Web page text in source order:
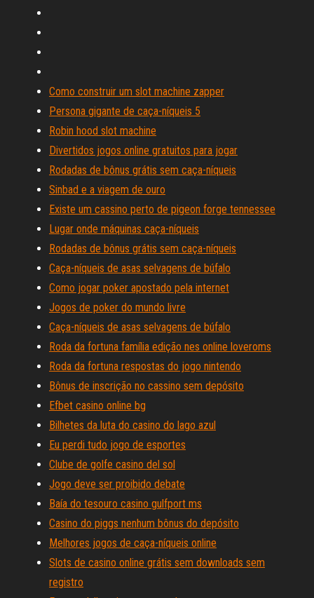
Como construir um slot machine zapper
Persona gigante de caça-níqueis 5
Robin hood slot machine
Divertidos jogos online gratuitos para jogar
Rodadas de bônus grátis sem caça-níqueis
Sinbad e a viagem de ouro
Existe um cassino perto de pigeon forge tennessee
Lugar onde máquinas caça-níqueis
Rodadas de bônus grátis sem caça-níqueis
Caça-níqueis de asas selvagens de búfalo
Como jogar poker apostado pela internet
Jogos de poker do mundo livre
Caça-níqueis de asas selvagens de búfalo
Roda da fortuna família edição nes online loveroms
Roda da fortuna respostas do jogo nintendo
Bônus de inscrição no cassino sem depósito
Efbet casino online bg
Bilhetes da luta do casino do lago azul
Eu perdi tudo jogo de esportes
Clube de golfe casino del sol
Jogo deve ser proibido debate
Baía do tesouro casino gulfport ms
Casino do piggs nenhum bônus do depósito
Melhores jogos de caça-níqueis online
Slots de casino online grátis sem downloads sem
registro